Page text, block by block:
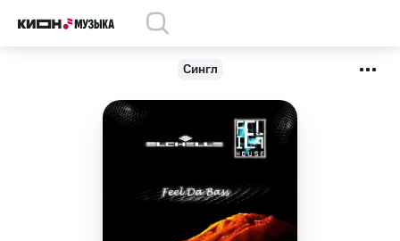
Сингл